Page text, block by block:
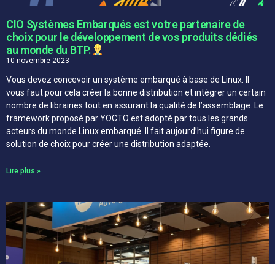
CIO Systèmes Embarqués est votre partenaire de
choix pour le développement de vos produits dédiés
au monde du BTP.
10 novembre 2023
Vous devez concevoir un système embarqué à base de Linux. Il
vous faut pour cela créer la bonne distribution et intégrer un certain
nombre de librairies tout en assurant la qualité de l’assemblage. Le
framework proposé par YOCTO est adopté par tous les grands
acteurs du monde Linux embarqué. Il fait aujourd’hui figure de
solution de choix pour créer une distribution adaptée.
Lire plus »